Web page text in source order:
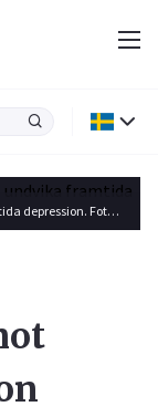
Det lönar sig att motionera om man vill undvika framtida depression. Foto: Shutterstock